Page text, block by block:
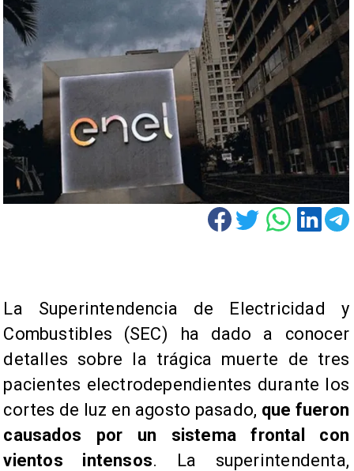
La Superintendencia de Electricidad y
Combustibles (SEC) ha dado a conocer
detalles sobre la trágica muerte de tres
pacientes electrodependientes durante los
cortes de luz en agosto pasado, que fueron
causados por un sistema frontal con
vientos intensos. La superintendenta,